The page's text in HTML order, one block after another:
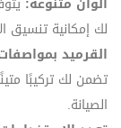
لك إمكانية تنسيق
القرميد
تضمن لك تركيبًا
الصيانة.